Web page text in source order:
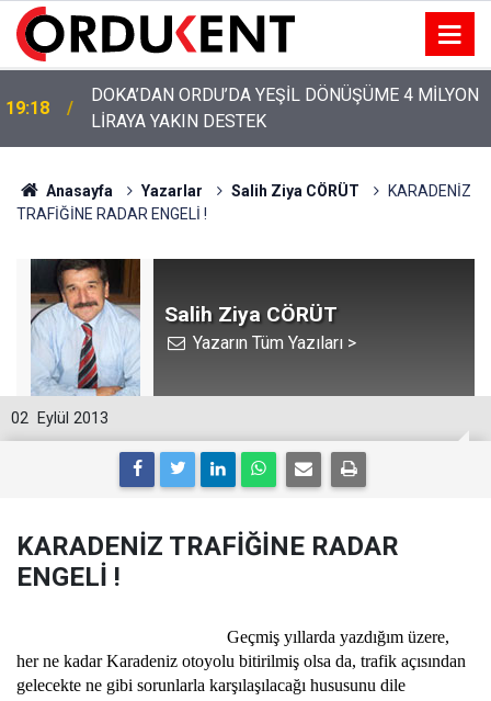
12:46
YENİ PARTİ’NİN ORDU’DAKİ 69 KİŞİLİK KURUCU
KADROSU AÇIKLANDI
Anasayfa Yazarlar Salih Ziya CÖRÜT
KARADENİZ
TRAFİĞİNE RADAR ENGELİ !
Salih Ziya CÖRÜT
Yazarın Tüm Yazıları >
02 Eylül 2013
KARADENİZ TRAFİĞİNE RADAR
ENGELİ !
Geçmiş yıllarda yazdığım üzere,
her ne kadar Karadeniz otoyolu bitirilmiş olsa da, trafik açısından
gelecekte ne gibi sorunlarla karşılaşılacağı hususunu dile